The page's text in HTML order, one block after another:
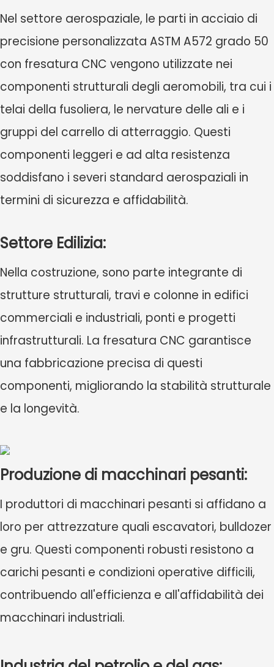
Nel settore aerospaziale, le parti in acciaio di
precisione personalizzata ASTM A572 grado 50
con fresatura CNC vengono utilizzate nei
componenti strutturali degli aeromobili, tra cui i
telai della fusoliera, le nervature delle ali e i
gruppi del carrello di atterraggio. Questi
componenti leggeri e ad alta resistenza
soddisfano i severi standard aerospaziali in
termini di sicurezza e affidabilità.
Settore Edilizia:
Nella costruzione, sono parte integrante di
strutture strutturali, travi e colonne in edifici
commerciali e industriali, ponti e progetti
infrastrutturali. La fresatura CNC garantisce
una fabbricazione precisa di questi
componenti, migliorando la stabilità strutturale
e la longevità.
Produzione di macchinari pesanti:
I produttori di macchinari pesanti si affidano a
loro per attrezzature quali escavatori, bulldozer
e gru. Questi componenti robusti resistono a
carichi pesanti e condizioni operative difficili,
contribuendo all'efficienza e all'affidabilità dei
macchinari industriali.